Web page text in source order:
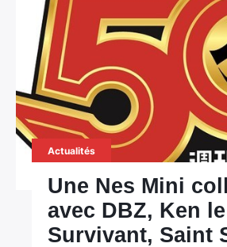
Actualités
Une Nes Mini
avec DBZ, Ken le
Survivant, Saint